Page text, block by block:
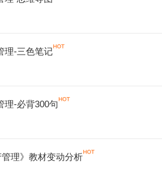
理-三色笔记
理-必背300句
理》教材变动分析